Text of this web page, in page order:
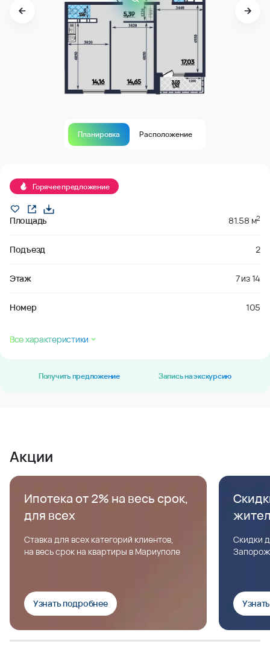
Планировка Расположение
Горячее предложение
Площадь 81.58 м2
Подъезд 2
Этаж 7из14
Номер 105
Все характеристики
Получить предложение Запись на экскурсию
Акции
Ипотека от 2% на весь срок,
для всех
Ставка для всех категорий клиентов,
на весь срок на квартиры в Мариуполе
Узнать подробнее
Скидки